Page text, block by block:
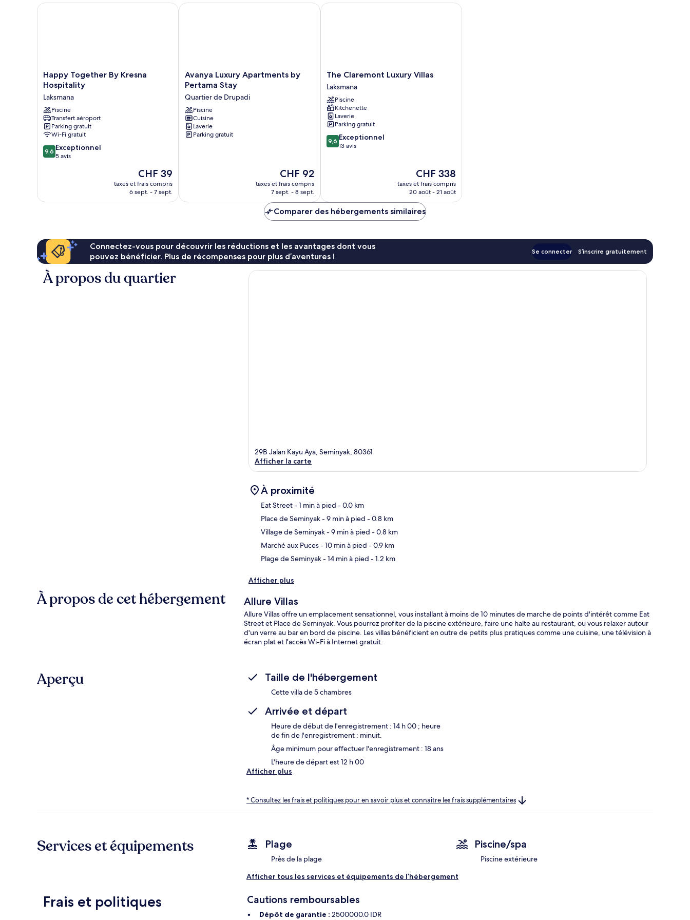
Villa,
Villa,
Happy
Together
Kresna
Hospitality
Laksmana
Happy Together By Kresna
Hospitality
Laksmana
Piscine
Transfert aéroport
Parking gratuit
Wi-Fi gratuit
9.6
sur
9,6 Exceptionnel
5 avis
Le
nouveau
prix
CHF 39
taxes et frais compris
6 sept. - 7 sept.
Happy Together By Kresna Hospitality
Avanya
Luxury
by
Pertama
Stay
Quartier
de
Avanya Luxury Apartments by
Pertama Stay
Quartier de Drupadi
Piscine
Cuisine
Laverie
Parking gratuit
Le
nouveau
prix
de
CHF 92
CHF 92
taxes et frais compris
7 sept. - 8 sept.
Avanya Luxury Apartments by Pertama Stay
The
Claremont
Luxury
Villas
Laksmana
The Claremont Luxury Villas
Laksmana
Piscine
Kitchenette
Laverie
Parking gratuit
9.6
sur
9,6 Exceptionnel
13 avis
Le
nouveau
prix
de
CHF 338
CHF 338
taxes et frais compris
20 août - 21 août
The Claremont Luxury Villas
Comparer des hébergements similaires
Connectez-vous pour découvrir les réductions et les avantages dont vous
pouvez bénéficier. Plus de récompenses pour plus d’aventures !
Se connecter S’inscrire gratuitement
À propos du quartier
29B Jalan Kayu Aya, Seminyak, 80361
Afficher la carte
À proximité
Eat Street- 1 min à pied - 0.0 km
Place de Seminyak- 9 min à pied - 0.8 km
Village de Seminyak- 9 min à pied - 0.8 km
Marché aux Puces- 10 min à pied - 0.9 km
Plage de Seminyak- 14 min à pied - 1.2 km
Afficher plus
À propos de cet hébergement Allure Villas
Allure Villas offre un emplacement sensationnel, vous installant à moins de 10 minutes de marche de points d'intérêt comme Eat
Street et Place de Seminyak. Vous pourrez profiter de la piscine extérieure, faire une halte au restaurant, ou vous relaxer autour
d'un verre au bar en bord de piscine. Les villas bénéficient en outre de petits plus pratiques comme une cuisine, une télévision à
écran plat et l'accès Wi-Fi à Internet gratuit.
Aperçu Taille de l'hébergement
Cette villa de 5 chambres
Arrivée et départ
Heure de début de l'enregistrement : 14 h 00 ; heure
de fin de l'enregistrement : minuit.
Âge minimum pour effectuer l'enregistrement : 18 ans
L'heure de départ est 12 h 00
Afficher plus
* Consultez les frais et politiques pour en savoir plus et connaître les frais supplémentaires
Services et équipements Plage
Près de la plage
Piscine/spa
Piscine extérieure
Afficher tous les services et équipements de l’hébergement
Frais et politiques Cautions remboursables
Dépôt de garantie : 2500000.0 IDR